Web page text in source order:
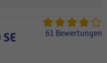
61 Bewertungen